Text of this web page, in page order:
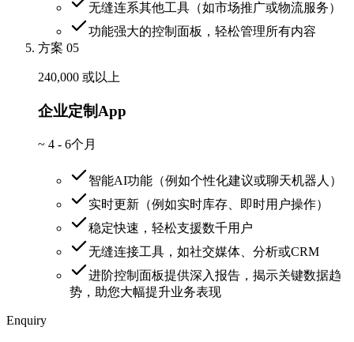
无缝连系其他工具（如市场推广或物流服务）
功能强大的控制面板，轻松管理所有内容
方案 05
240,000 或以上
企业定制App
~ 4 - 6个月
智能AI功能（例如个性化建议或聊天机器人）
实时更新（例如实时库存、即时用户操作）
稳定快速，轻松支援数千用户
无缝连接工具，如社交媒体、分析或CRM
进阶控制面板提供深入报告，揭示关键数据趋
势，助您大幅提升业务表现
Enquiry